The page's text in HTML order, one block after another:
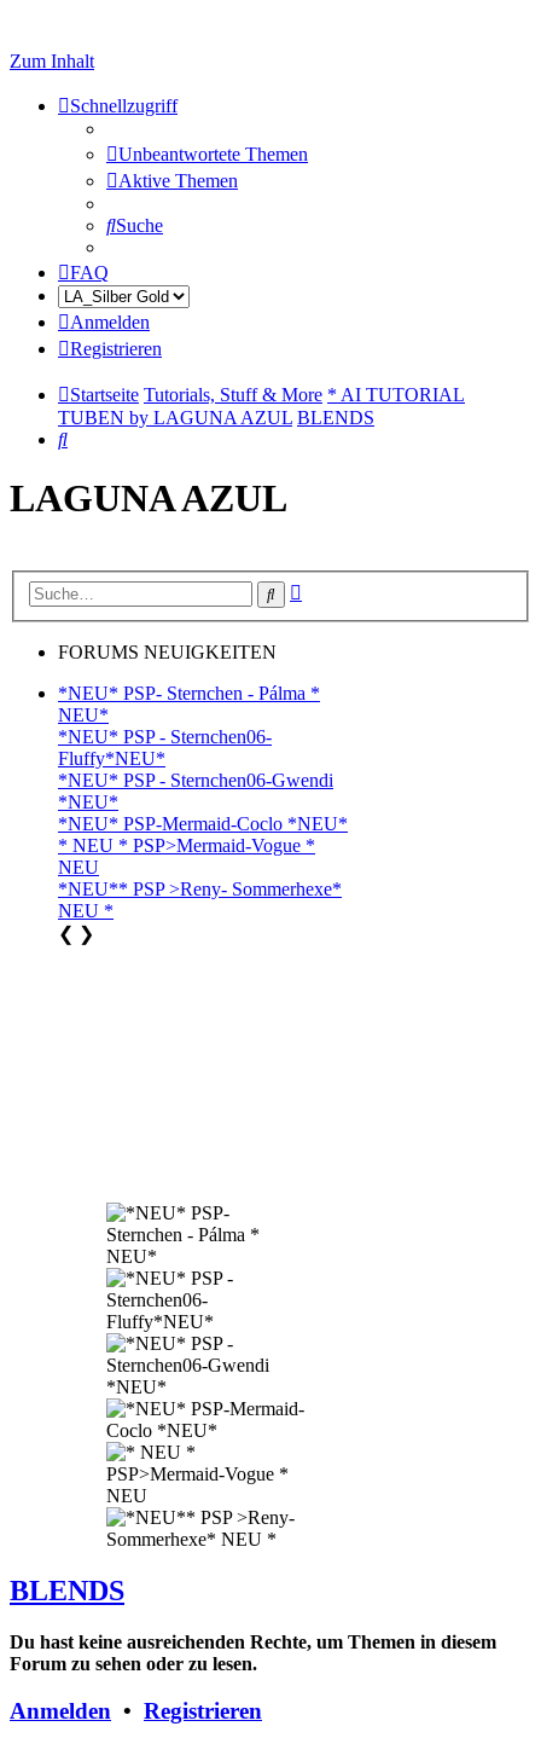
Zum Inhalt
Schnellzugriff
Unbeantwortete Themen
Aktive Themen
Suche
FAQ
Anmelden
Registrieren
Startseite Tutorials, Stuff & More * AI TUTORIAL
TUBEN by LAGUNA AZUL BLENDS
Suche
LAGUNA AZUL
Suche
FORUMS NEUIGKEITEN
*NEU* PSP- Sternchen - Pálma *
NEU*
*NEU* PSP - Sternchen06-
Fluffy*NEU*
*NEU* PSP - Sternchen06-Gwendi
*NEU*
*NEU* PSP-Mermaid-Coclo *NEU*
* NEU * PSP>Mermaid-Vogue *
NEU
*NEU** PSP >Reny- Sommerhexe*
NEU *
❮ ❯
BLENDS
Du hast keine ausreichenden Rechte, um Themen in diesem
Forum zu sehen oder zu lesen.
Anmelden • Registrieren